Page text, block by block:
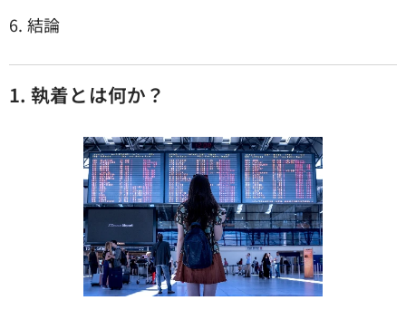
6. 結論
1. 執着とは何か？